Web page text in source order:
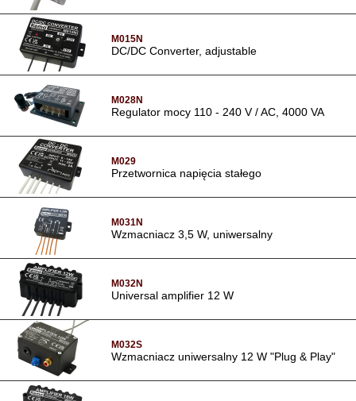
M015N
DC/DC Converter, adjustable
M028N
Regulator mocy 110 - 240 V / AC, 4000 VA
M029
Przetwornica napięcia stałego
M031N
Wzmacniacz 3,5 W, uniwersalny
M032N
Universal amplifier 12 W
M032S
Wzmacniacz uniwersalny 12 W "Plug & Play"